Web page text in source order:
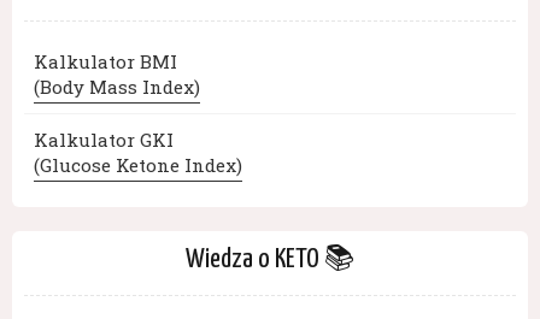
Kalkulator BMI
(Body Mass Index)
Kalkulator GKI
(Glucose Ketone Index)
Wiedza o KETO 📚